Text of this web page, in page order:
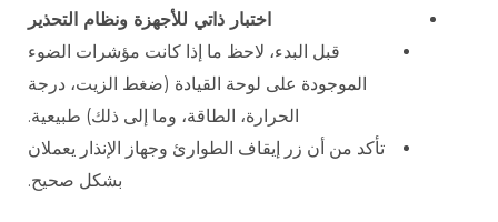
اختبار ذاتي للأجهزة ونظام التحذير
قبل البدء، لاحظ ما إذا كانت مؤشرات الضوء
الموجودة على لوحة القيادة (ضغط الزيت، درجة
الحرارة، الطاقة، وما إلى ذلك) طبيعية.
تأكد من أن زر إيقاف الطوارئ وجهاز الإنذار يعملان
بشكل صحيح.